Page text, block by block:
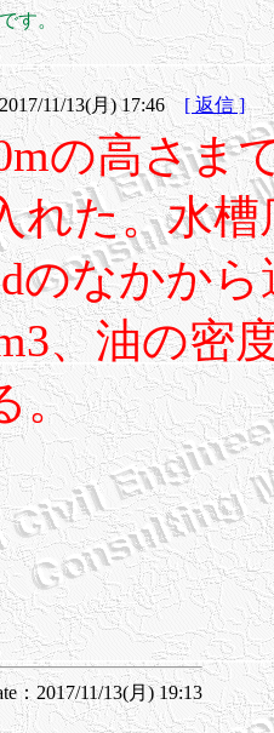
す。
11/13(月) 17:46 [ 返信 ]
の高さま
れた。水
のなかか
、油の密
。
2017/11/13(月) 19:13